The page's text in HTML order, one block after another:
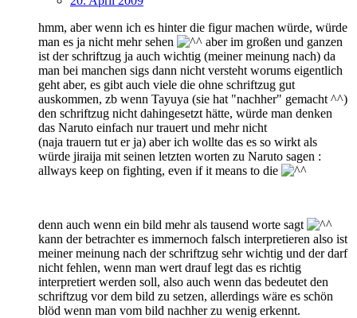
hmm, aber wenn ich es hinter die figur machen würde, würde
man es ja nicht mehr sehen
aber im großen und ganzen
ist der schriftzug ja auch wichtig (meiner meinung nach) da
man bei manchen sigs dann nicht versteht worums eigentlich
geht aber, es gibt auch viele die ohne schriftzug gut
auskommen, zb wenn Tayuya (sie hat "nachher" gemacht ^^)
den schriftzug nicht dahingesetzt hätte, würde man denken
das Naruto einfach nur trauert und mehr nicht
(naja trauern tut er ja) aber ich wollte das es so wirkt als
würde jiraija mit seinen letzten worten zu Naruto sagen :
allways keep on fighting, even if it means to die
denn auch wenn ein bild mehr als tausend worte sagt
kann der betrachter es immernoch falsch interpretieren also ist
meiner meinung nach der schriftzug sehr wichtig und der darf
nicht fehlen, wenn man wert drauf legt das es richtig
interpretiert werden soll, also auch wenn das bedeutet den
schriftzug vor dem bild zu setzen, allerdings wäre es schön
blöd wenn man vom bild nachher zu wenig erkennt.